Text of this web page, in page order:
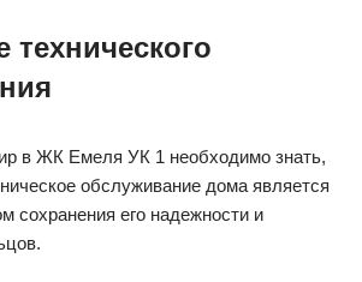
технического
в ЖК Емеля УК 1 необходимо знать,
обслуживание дома является
сохранения его надежности и